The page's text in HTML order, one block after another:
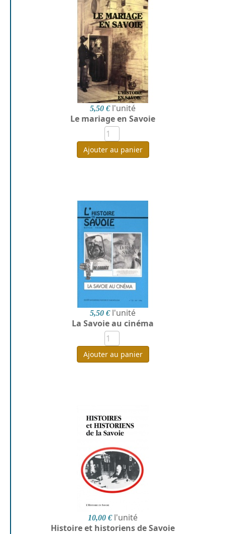
5,50 € l'unité
Le mariage en Savoie
Ajouter au panier
5,50 € l'unité
La Savoie au cinéma
Ajouter au panier
10,00 € l'unité
Histoire et historiens de Savoie